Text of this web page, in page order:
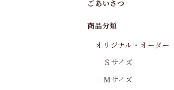
ごあいさつ
商品分類
オリジナル・オーダー
Ｓサイズ
Ｍサイズ